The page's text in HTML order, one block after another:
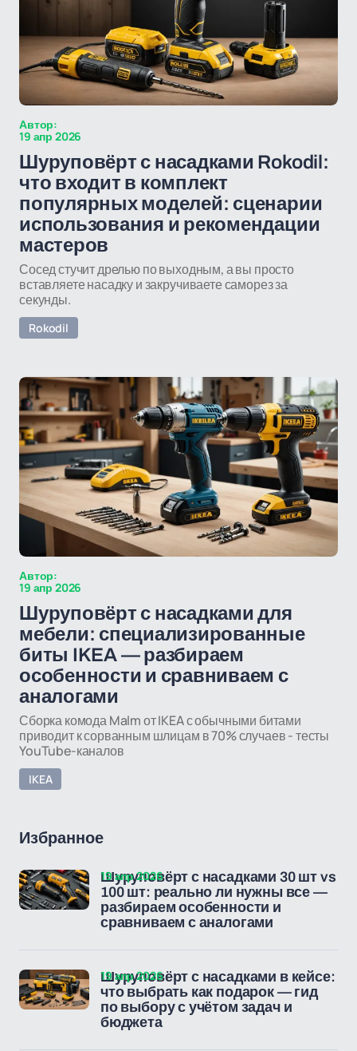
Автор:
19 апр 2026
Шуруповёрт с насадками Rokodil:
что входит в комплект
популярных моделей: сценарии
использования и рекомендации
мастеров
Сосед стучит дрелью по выходным, а вы просто
вставляете насадку и закручиваете саморез за
секунды.
Rokodil
Автор:
19 апр 2026
Шуруповёрт с насадками для
мебели: специализированные
биты IKEA — разбираем
особенности и сравниваем с
аналогами
Сборка комода Malm от IKEA с обычными битами
приводит к сорванным шлицам в 70% случаев - тесты
YouTube-каналов
IKEA
Избранное
Шуруповёрт с насадками 30 шт vs
100 шт: реально ли нужны все —
разбираем особенности и
сравниваем с аналогами
19 апр 2026
Шуруповёрт с насадками в кейсе:
что выбрать как подарок — гид
по выбору с учётом задач и
бюджета
19 апр 2026